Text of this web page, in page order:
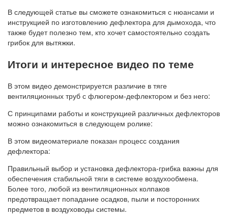
В следующей статье вы сможете ознакомиться с нюансами и
инструкцией по изготовлению дефлектора для дымохода, что
также будет полезно тем, кто хочет самостоятельно создать
грибок для вытяжки.
Итоги и интересное видео по теме
В этом видео демонстрируется различие в тяге
вентиляционных труб с флюгером-дефлектором и без него:
С принципами работы и конструкцией различных дефлекторов
можно ознакомиться в следующем ролике:
В этом видеоматериале показан процесс создания
дефлектора:
Правильный выбор и установка дефлектора-грибка важны для
обеспечения стабильной тяги в системе воздухообмена.
Более того, любой из вентиляционных колпаков
предотвращает попадание осадков, пыли и посторонних
предметов в воздуховоды системы.